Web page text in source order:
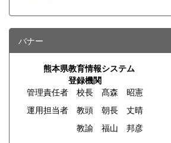
バナー
熊本県教育情報システム
登録機関
管理責任者 校長 髙森 昭憲
運用担当者 教頭 朝長 丈晴
教諭 福山 邦彦